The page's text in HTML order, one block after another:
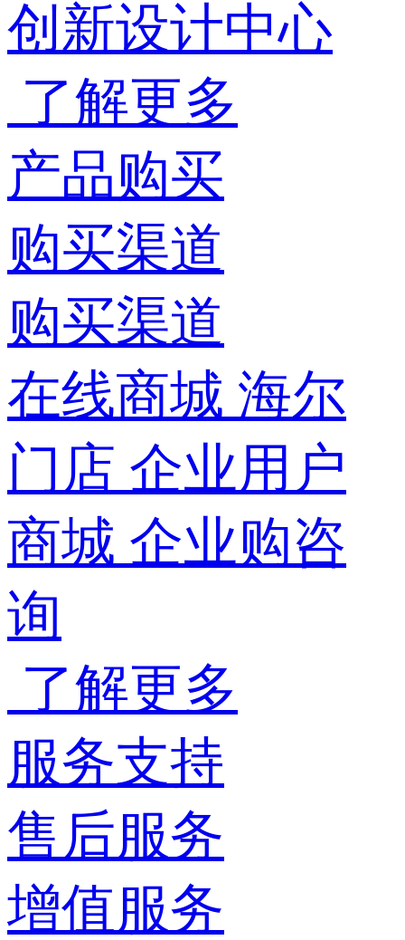
创新设计中心
了解更多
产品购买
购买渠道
购买渠道
在线商城 海尔
门店 企业用户
商城 企业购咨
询
了解更多
服务支持
售后服务
增值服务